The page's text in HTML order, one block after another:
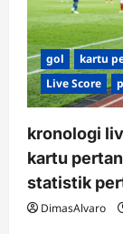
gol kartu
Live Score
kronologi
kartu
statistik
DimasAlvaro